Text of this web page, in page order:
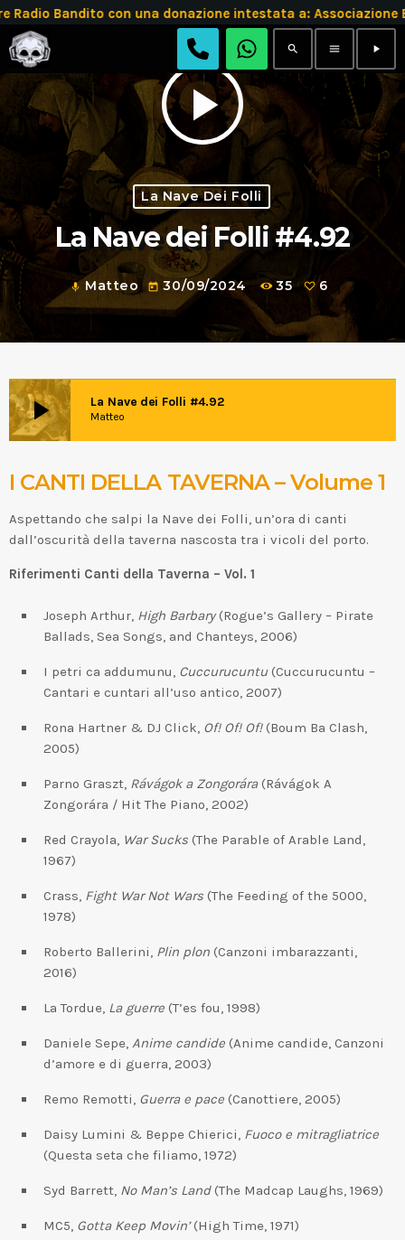
Bandito con una donazione intestata a: Associazione
search menu play_arrow
play_arrow
La Nave Dei Folli
La Nave dei Folli #4.92
mic Matteo today 30/09/2024 35 6
play_arrow La Nave dei Folli #4.92
Matteo
I CANTI DELLA TAVERNA – Volume 1
Aspettando che salpi la Nave dei Folli, un’ora di canti
dall’oscurità della taverna nascosta tra i vicoli del porto.
Riferimenti Canti della Taverna – Vol. 1
Joseph Arthur, High Barbary(Rogue’s Gallery – Pirate
Ballads, Sea Songs, and Chanteys, 2006)
I petri ca addumunu, Cuccurucuntu(Cuccurucuntu –
Cantari e cuntari all’uso antico, 2007)
Rona Hartner & DJ Click, Of! Of! Of!(Boum Ba Clash,
2005)
Parno Graszt, Rávágok a Zongorára(Rávágok A
Zongorára / Hit The Piano, 2002)
Red Crayola, War Sucks (The Parable of Arable Land,
1967)
Crass, Fight War Not Wars (The Feeding of the 5000,
1978)
Roberto Ballerini, Plin plon (Canzoni imbarazzanti,
2016)
La Tordue, La guerre (T’es fou, 1998)
Daniele Sepe, Anime candide (Anime candide, Canzoni
d’amore e di guerra, 2003)
Remo Remotti, Guerra e pace (Canottiere, 2005)
Daisy Lumini & Beppe Chierici, Fuoco e mitragliatrice
(Questa seta che filiamo, 1972)
Syd Barrett, No Man’s Land(The Madcap Laughs, 1969)
MC5, Gotta Keep Movin’(High Time, 1971)